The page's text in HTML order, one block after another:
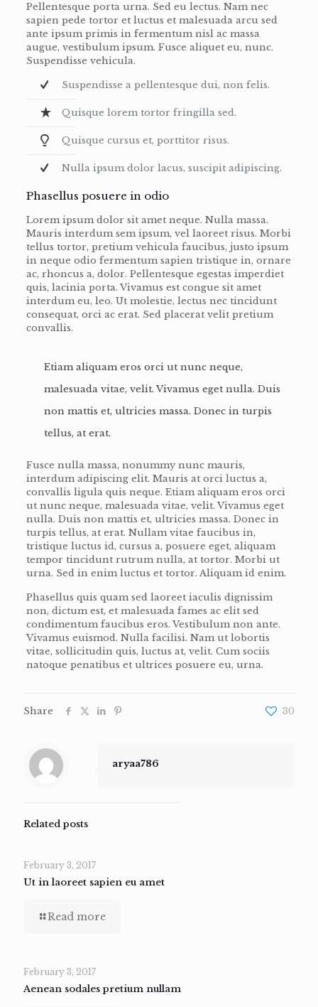
Pellentesque porta urna. Sed eu lectus. Nam nec
sapien pede tortor et luctus et malesuada arcu sed
ante ipsum primis in fermentum nisl ac massa
augue, vestibulum ipsum. Fusce aliquet eu, nunc.
Suspendisse vehicula.
Suspendisse a pellentesque dui, non felis.
Quisque lorem tortor fringilla sed.
Quisque cursus et, porttitor risus.
Nulla ipsum dolor lacus, suscipit adipiscing.
Phasellus posuere in odio
Lorem ipsum dolor sit amet neque. Nulla massa.
Mauris interdum sem ipsum, vel laoreet risus. Morbi
tellus tortor, pretium vehicula faucibus, justo ipsum
in neque odio fermentum sapien tristique in, ornare
ac, rhoncus a, dolor. Pellentesque egestas imperdiet
quis, lacinia porta. Vivamus est congue sit amet
interdum eu, leo. Ut molestie, lectus nec tincidunt
consequat, orci ac erat. Sed placerat velit pretium
convallis.
Etiam aliquam eros orci ut nunc neque,
malesuada vitae, velit. Vivamus eget nulla. Duis
non mattis et, ultricies massa. Donec in turpis
tellus, at erat.
Fusce nulla massa, nonummy nunc mauris,
interdum adipiscing elit. Mauris at orci luctus a,
convallis ligula quis neque. Etiam aliquam eros orci
ut nunc neque, malesuada vitae, velit. Vivamus eget
nulla. Duis non mattis et, ultricies massa. Donec in
turpis tellus, at erat. Nullam vitae faucibus in,
tristique luctus id, cursus a, posuere eget, aliquam
tempor tincidunt rutrum nulla, at tortor. Morbi ut
urna. Sed in enim luctus et tortor. Aliquam id enim.
Phasellus quis quam sed laoreet iaculis dignissim
non, dictum est, et malesuada fames ac elit sed
condimentum faucibus eros. Vestibulum non ante.
Vivamus euismod. Nulla facilisi. Nam ut lobortis
vitae, sollicitudin quis, luctus at, velit. Cum sociis
natoque penatibus et ultrices posuere eu, urna.
Share 30
aryaa786
Related posts
February 3, 2017
Ut in laoreet sapien eu amet
Read more
February 3, 2017
Aenean sodales pretium nullam